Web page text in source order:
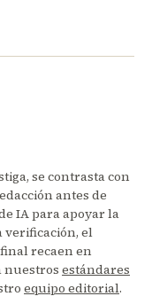
se contrasta con
antes de
IA para apoyar la
verificación, el
recaen en
nuestros estándares
equipo editorial.